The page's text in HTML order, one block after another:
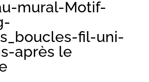
mural-Motif-
fil-uni-
après le